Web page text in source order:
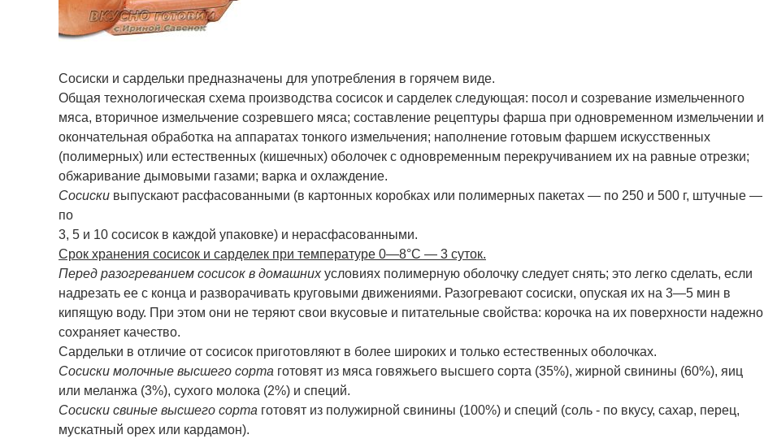
Сосиски и сардельки предназначены для употребления в горячем виде.
Общая технологическая схема производства сосисок и сарделек следующая: посол и созревание измельченного
мяса, вторичное измельчение созревшего мяса; составление рецептуры фарша при одновременном измельчении и
окончательная обработка на аппаратах тонкого измельчения; наполнение готовым фаршем искусственных
(полимерных) или естественных (кишечных) оболочек с одновременным перекручиванием их на равные отрезки;
обжаривание дымовыми газами; варка и охлаждение.
Сосиски выпускают расфасованными (в картонных коробках или полимерных пакетах — по 250 и 500 г, штучные —
по
3, 5 и 10 сосисок в каждой упаковке) и нерасфасованными.
Срок хранения сосисок и сарделек при температуре 0—8°С — 3 суток.
Перед разогреванием сосисок в домашнихусловиях полимерную оболочку следует снять; это легко сделать, если
надрезать ее с конца и разворачивать круговыми движениями. Разогревают сосиски, опуская их на 3—5 мин в
кипящую воду. При этом они не теряют свои вкусовые и питательные свойства: корочка на их поверхности надежно
сохраняет качество.
Сардельки в отличие от сосисок приготовляют в более широких и только естественных оболочках.
Сосиски молочные высшего сорта готовят из мяса говяжьего высшего сорта (35%), жирной свинины (60%), яиц
или меланжа (3%), сухого молока (2%) и специй.
Сосиски свиные высшего сорта готовят из полужирной свинины (100%) и специй (соль - по вкусу, сахар, перец,
мускатный орех или кардамон).